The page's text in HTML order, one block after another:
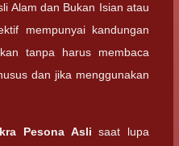
Alam dan Bukan Isian atau
mempunyai kandungan
tanpa harus membaca
dan jika menggunakan
Pesona Asli saat lupa